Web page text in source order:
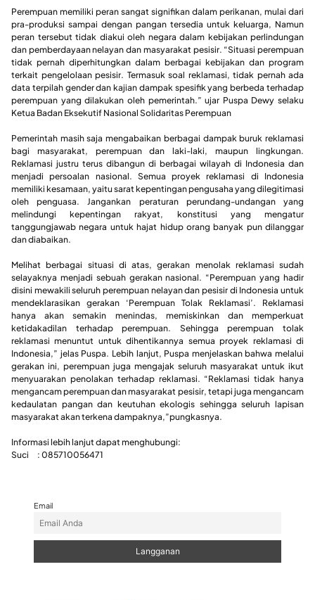
Perempuan memiliki peran sangat signifikan dalam perikanan, mulai dari
pra-produksi sampai dengan pangan tersedia untuk keluarga, Namun
peran tersebut tidak diakui oleh negara dalam kebijakan perlindungan
dan pemberdayaan nelayan dan masyarakat pesisir. “Situasi perempuan
tidak pernah diperhitungkan dalam berbagai kebijakan dan program
terkait pengelolaan pesisir. Termasuk soal reklamasi, tidak pernah ada
data terpilah gender dan kajian dampak spesifik yang berbeda terhadap
perempuan yang dilakukan oleh pemerintah.” ujar Puspa Dewy selaku
Ketua Badan Eksekutif Nasional Solidaritas Perempuan
Pemerintah masih saja mengabaikan berbagai dampak buruk reklamasi
bagi masyarakat, perempuan dan laki-laki, maupun lingkungan.
Reklamasi justru terus dibangun di berbagai wilayah di Indonesia dan
menjadi persoalan nasional. Semua proyek reklamasi di Indonesia
memiliki kesamaan, yaitu sarat kepentingan pengusaha yang dilegitimasi
oleh penguasa. Jangankan peraturan perundang-undangan yang
melindungi kepentingan rakyat, konstitusi yang mengatur
tanggungjawab negara untuk hajat hidup orang banyak pun dilanggar
dan diabaikan.
Melihat berbagai situasi di atas, gerakan menolak reklamasi sudah
selayaknya menjadi sebuah gerakan nasional. “Perempuan yang hadir
disini mewakili seluruh perempuan nelayan dan pesisir di Indonesia untuk
mendeklarasikan gerakan ‘Perempuan Tolak Reklamasi’. Reklamasi
hanya akan semakin menindas, memiskinkan dan memperkuat
ketidakadilan terhadap perempuan. Sehingga perempuan tolak
reklamasi menuntut untuk dihentikannya semua proyek reklamasi di
Indonesia,” jelas Puspa. Lebih lanjut, Puspa menjelaskan bahwa melalui
gerakan ini, perempuan juga mengajak seluruh masyarakat untuk ikut
menyuarakan penolakan terhadap reklamasi. “Reklamasi tidak hanya
mengancam perempuan dan masyarakat pesisir, tetapi juga mengancam
kedaulatan pangan dan keutuhan ekologis sehingga seluruh lapisan
masyarakat akan terkena dampaknya,”pungkasnya.
Informasi lebih lanjut dapat menghubungi:
Suci : 085710056471
Email